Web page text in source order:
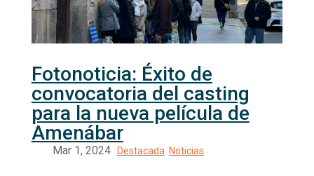
Fotonoticia: Éxito de
convocatoria del casting
para la nueva película de
Amenábar